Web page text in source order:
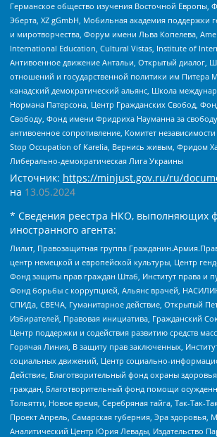
Германское общество изучения Восточной Европы,
Эберта, XZ gGmbH, Мобильная академия поддержки
и миротворчества, Форум имени Льва Копелева,
International Education, Cultural Vistas, Institute of
Антивоенное движение Антальи, Открытый диалог,
отношений и государственной политики им Питера
канадский демократический альянс, Школа
Нормана Патерсона, Центр Гражданских Свобод,
Свободу, Фонд имени Фридриха Науманна за
антивоенное сопротивление, Комитет
Stop Occupation of Karelia, Вернись живым, Фридом
Либерально-демократическая Лига Украины
Источник: https://minjust.gov.ru/ru/
на 13.05.2024
* Сведения реестра НКО, выполняющих
иностранного агента:
Лилит, Правозащитная группа
центр немецкой и европейской культуры, Центр
Фонд защиты прав граждан Штаб, Институт права и
Фонд борьбы с коррупцией, Альянс врачей,
СПИДа, СВЕЧА, Гуманитарное действие, Открытый
Избирателей, Правовая инициатива, Гражданский
Центр поддержки и содействия развитию средств
Горячая Линия, В защиту прав заключенных,
социальных движений, Центр социально-
Действие, Благотворительный фонд охраны
граждан, Благотворительный фонд помощи
Тольятти, Новое время, Серебряная тайга, Так-Так-
Проект Апрель, Самарская губерния, Эра здоровья,
Аналитический Центр Юрия Левады, Издательство